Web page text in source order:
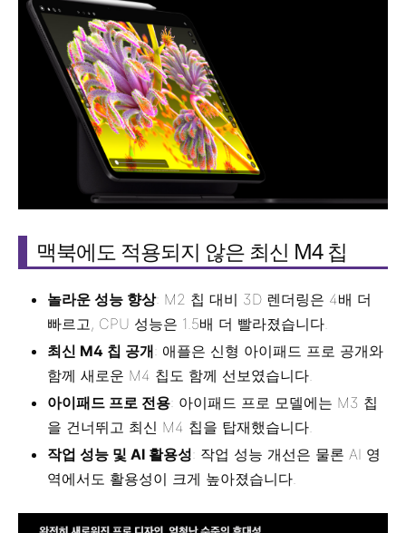
맥북에도 적용되지 않은 최신 M4 칩
놀라운 성능 향상: M2 칩 대비 3D 렌더링은 4배 더
빠르고, CPU 성능은 1.5배 더 빨라졌습니다.
최신 M4 칩 공개: 애플은 신형 아이패드 프로 공개와
함께 새로운 M4 칩도 함께 선보였습니다.
아이패드 프로 전용: 아이패드 프로 모델에는 M3 칩
을 건너뛰고 최신 M4 칩을 탑재했습니다.
작업 성능 및 AI 활용성: 작업 성능 개선은 물론 AI 영
역에서도 활용성이 크게 높아졌습니다.